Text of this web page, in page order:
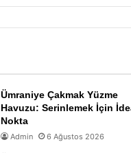
Ümraniye Çakmak Yüzme
Havuzu: Serinlemek İçin
Nokta
Admin 6 Ağustos 2026